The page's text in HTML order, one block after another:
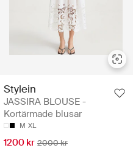
Stylein
JASSIRA BLOUSE -
Kortärmade blusar
M XL
1200 kr 2000 kr